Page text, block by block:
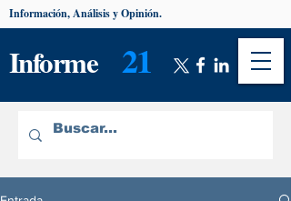
Informe 21
Información, Análisis y Opinión.